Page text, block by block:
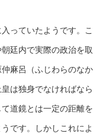
っていたようです。こ
廷内で実際の政治を取
麻呂（ふじわらのなか
は独身でなければなら
道鏡とは一定の距離を
です。しかしこれによ